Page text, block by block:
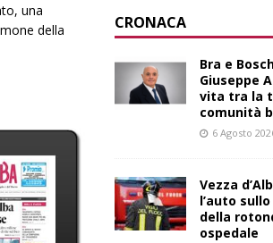
una
della
CRONACA
Bra e
Giuseppe
vita tra la
comunità
6 Agosto
Vezza
l’auto
della
ospedale